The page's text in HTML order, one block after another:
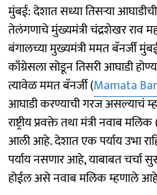
मुंबई: देशात सध्या तिसऱ्या
तेलंगणाचे मुंख्यमंत्री चंद्रशेखर राव
बंगालच्या मुख्यमंत्री ममत बॅनर्जी
काँग्रेसला सोडून तिसरी आघाडी
त्यावेळ ममत बॅनर्जी (Mamata
आघाडी करण्याची गरज असल्याचं
राष्ट्रीय प्रवक्ते तथा मंत्री नवाब मलिक
आली आहे. देशात एक पर्याय उभा
पर्याय नसणार आहे, याबाबत चर्चा
होईल असे नवाब मलिक म्हणाले